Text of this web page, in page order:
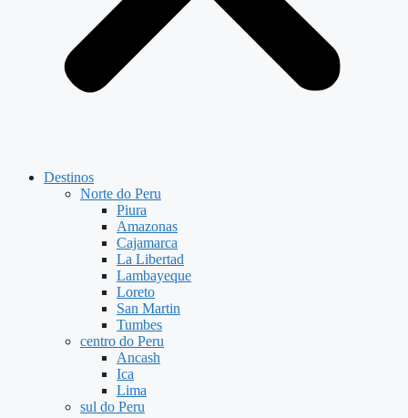
Destinos
Norte do Peru
Piura
Amazonas
Cajamarca
La Libertad
Lambayeque
Loreto
San Martin
Tumbes
centro do Peru
Ancash
Ica
Lima
sul do Peru